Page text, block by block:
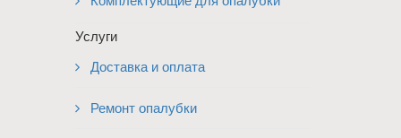
Услуги
Доставка и оплата
Ремонт опалубки